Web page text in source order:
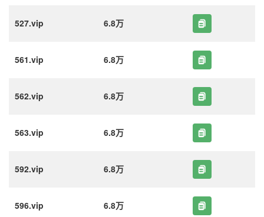
527.vip 6.8万
561.vip 6.8万
562.vip 6.8万
563.vip 6.8万
592.vip 6.8万
596.vip 6.8万